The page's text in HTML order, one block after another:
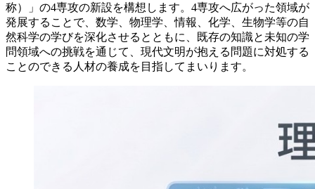
称）」の4専攻の新設を構想します。4専攻へ広がった領域が
発展することで、数学、物理学、情報、化学、生物学等の自
然科学の学びを深化させるとともに、既存の知識と未知の学
問領域への挑戦を通じて、現代文明が抱える問題に対処する
ことのできる人材の養成を目指してまいります。